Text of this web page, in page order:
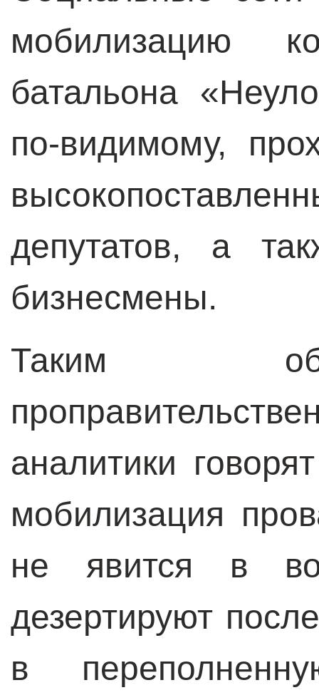
мобилизацию
батальона
по-видимому,
депутатов, а
бизнесмены.
Таким
аналитики
мобилизация
не явится в
дезертируют
в